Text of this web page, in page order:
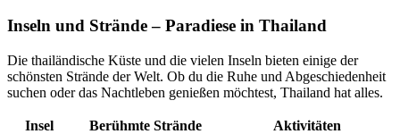
Inseln und Strände – Paradiese in Thailand
Die thailändische Küste und die vielen Inseln bieten einige der
schönsten Strände der Welt. Ob du die Ruhe und Abgeschiedenheit
suchen oder das Nachtleben genießen möchtest, Thailand hat alles.
Insel Berühmte Strände
Aktivitäten